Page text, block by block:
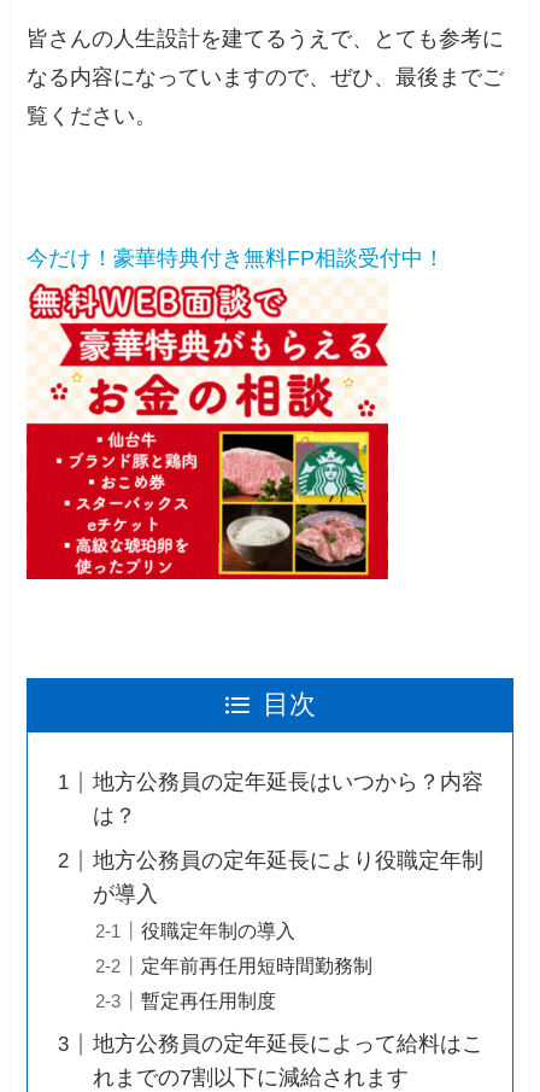
皆さんの人生設計を建てるうえで、とても参考に
なる内容になっていますので、ぜひ、最後までご
覧ください。
今だけ！豪華特典付き無料FP相談受付中！
目次
地方公務員の定年延長はいつから？内容
は？
地方公務員の定年延長により役職定年制
が導入
役職定年制の導入
定年前再任用短時間勤務制
暫定再任用制度
地方公務員の定年延長によって給料はこ
れまでの7割以下に減給されます